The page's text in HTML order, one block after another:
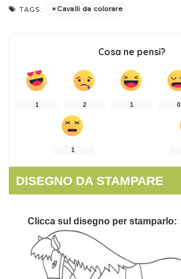
TAGS: Cavalli da colorare
Cosa ne pensi?
1 2 1 0
1
DISEGNO DA STAMPARE
Clicca sul disegno per stamparlo: